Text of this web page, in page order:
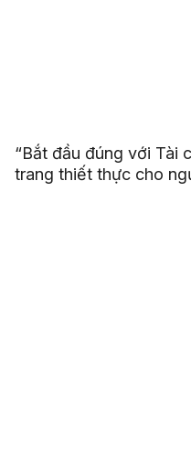
“Bắt đầu đúng với Tài
trang thiết thực cho